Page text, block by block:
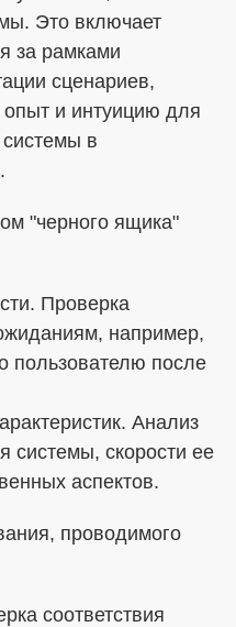
Это включает
за рамками
сценариев,
и интуицию для
в
"черного ящика"
Проверка
например,
пользователю после
Анализ
системы, скорости ее
аспектов.
проводимого
соответствия